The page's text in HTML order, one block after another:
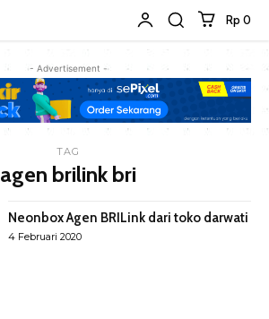
Rp 0
- Advertisement -
TAG
agen brilink bri
Neonbox Agen BRILink dari toko darwati
4 Februari 2020